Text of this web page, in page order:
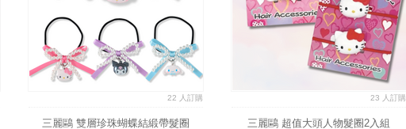
22 人訂購
三麗鷗 雙層珍珠蝴蝶結緞帶髮圈
23 人訂購
三麗鷗 超值大頭人物髮圈2入組